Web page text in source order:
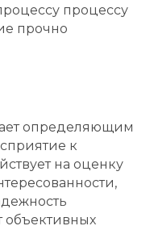
процессу
прочно
определяющим
к
на оценку
объективных